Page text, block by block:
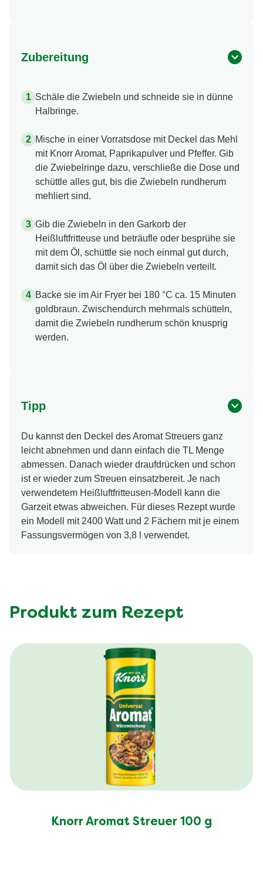
Zubereitung
Schäle die Zwiebeln und schneide sie in dünne
Halbringe.
Mische in einer Vorratsdose mit Deckel das Mehl
mit Knorr Aromat, Paprikapulver und Pfeffer. Gib
die Zwiebelringe dazu, verschließe die Dose und
schüttle alles gut, bis die Zwiebeln rundherum
mehliert sind.
Gib die Zwiebeln in den Garkorb der
Heißluftfritteuse und beträufle oder besprühe sie
mit dem Öl, schüttle sie noch einmal gut durch,
damit sich das Öl über die Zwiebeln verteilt.
Backe sie im Air Fryer bei 180 °C ca. 15 Minuten
goldbraun. Zwischendurch mehrmals schütteln,
damit die Zwiebeln rundherum schön knusprig
werden.
Tipp
Du kannst den Deckel des Aromat Streuers ganz
leicht abnehmen und dann einfach die TL Menge
abmessen. Danach wieder draufdrücken und schon
ist er wieder zum Streuen einsatzbereit. Je nach
verwendetem Heißluftfritteusen-Modell kann die
Garzeit etwas abweichen. Für dieses Rezept wurde
ein Modell mit 2400 Watt und 2 Fächern mit je einem
Fassungsvermögen von 3,8 l verwendet.
Produkt zum Rezept
Knorr Aromat Streuer 100 g